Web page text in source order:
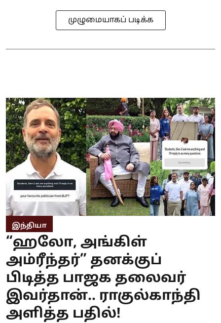
முழுமையாகப் படிக்க
இந்தியா
“ஹலோ, அங்கிள்
அம்ரீந்தர்” தனக்குப்
பிடித்த பாஜக தலைவர்
இவர்தான்.. ராகுல்காந்தி
அளித்த பதில்!